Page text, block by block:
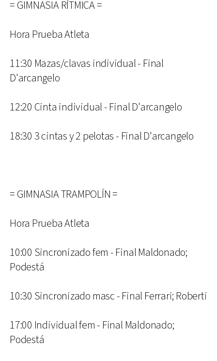
= GIMNASIA RÍTMICA =
Hora Prueba Atleta
11:30 Mazas/clavas individual - Final
D'arcangelo
12:20 Cinta individual - Final D'arcangelo
18:30 3 cintas y 2 pelotas - Final D'arcangelo
= GIMNASIA TRAMPOLÍN =
Hora Prueba Atleta
10:00 Sincronizado fem - Final Maldonado;
Podestá
10:30 Sincronizado masc - Final Ferrari; Roberti
17:00 Individual fem - Final Maldonado;
Podestá